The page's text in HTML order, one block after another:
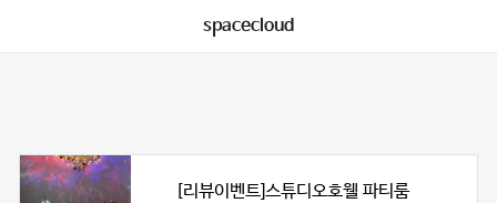
spacecloud
[리뷰이벤트]스튜디오호웰 파티룸